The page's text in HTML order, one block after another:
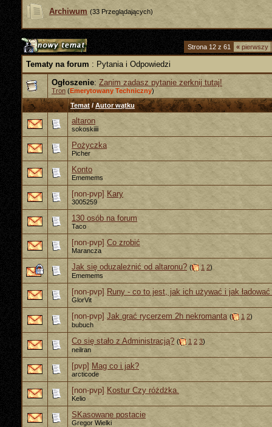
Archiwum (33 Przeglądających)
Strona 12 z 61 « pierwszy
Tematy na forum : Pytania i Odpowiedzi
Ogłoszenie: Zanim zadasz pytanie zerknij tutaj!
Tron (Emerytowany Techniczny)
Temat/Autor wątku
altaron
sokoskiiii
Pożyczka
Picher
Konto
Ememems
[non-pvp] Kary
3005259
130 osób na forum
Taco
[non-pvp] Co zrobić
Marancza
Jak się oduzależnić od altaronu? ( 1 2)
Ememems
[non-pvp] Runy - co to jest, jak ich używać i jak ładować
GlorVit
[non-pvp] Jak grać rycerzem 2h nekromanta ( 1 2)
bubuch
Co się stało z Administracją? ( 1 2 3)
neilran
[pvp] Mag co i jak?
arcticode
[non-pvp] Kostur Czy różdżka.
Kelio
SKasowane postacie
Gregor Wielki